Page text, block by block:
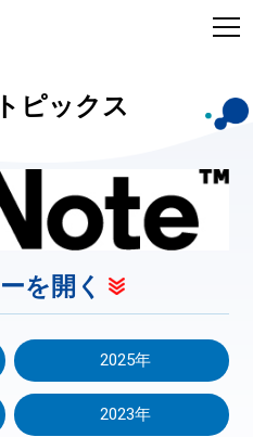
ピックス
を開く
2025年
2023年